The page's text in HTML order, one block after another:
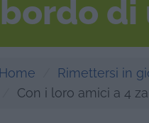
bordo di
Home
Rimettersi in
Con i loro amici a 4